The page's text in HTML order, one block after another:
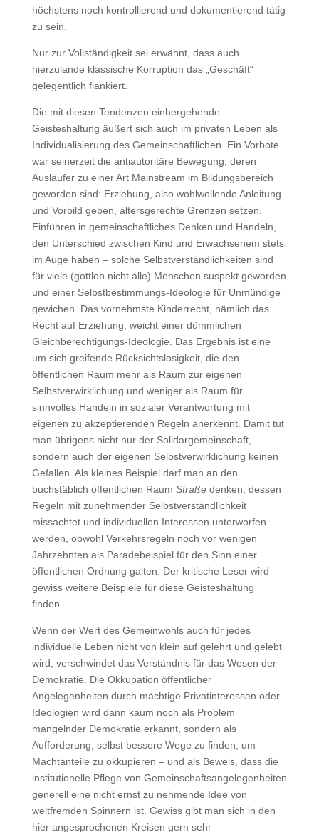
höchstens noch kontrollierend und dokumentierend tätig
zu sein.
Nur zur Vollständigkeit sei erwähnt, dass auch
hierzulande klassische Korruption das „Geschäft“
gelegentlich flankiert.
Die mit diesen Tendenzen einhergehende
Geisteshaltung äußert sich auch im privaten Leben als
Individualisierung des Gemeinschaftlichen. Ein Vorbote
war seinerzeit die antiautoritäre Bewegung, deren
Ausläufer zu einer Art Mainstream im Bildungsbereich
geworden sind: Erziehung, also wohlwollende Anleitung
und Vorbild geben, altersgerechte Grenzen setzen,
Einführen in gemeinschaftliches Denken und Handeln,
den Unterschied zwischen Kind und Erwachsenem stets
im Auge haben – solche Selbstverständlichkeiten sind
für viele (gottlob nicht alle) Menschen suspekt geworden
und einer Selbstbestimmungs-Ideologie für Unmündige
gewichen. Das vornehmste Kinderrecht, nämlich das
Recht auf Erziehung, weicht einer dümmlichen
Gleichberechtigungs-Ideologie. Das Ergebnis ist eine
um sich greifende Rücksichtslosigkeit, die den
öffentlichen Raum mehr als Raum zur eigenen
Selbstverwirklichung und weniger als Raum für
sinnvolles Handeln in sozialer Verantwortung mit
eigenen zu akzeptierenden Regeln anerkennt. Damit tut
man übrigens nicht nur der Solidargemeinschaft,
sondern auch der eigenen Selbstverwirklichung keinen
Gefallen. Als kleines Beispiel darf man an den
buchstäblich öffentlichen Raum Straßedenken, dessen
Regeln mit zunehmender Selbstverständlichkeit
missachtet und individuellen Interessen unterworfen
werden, obwohl Verkehrsregeln noch vor wenigen
Jahrzehnten als Paradebeispiel für den Sinn einer
öffentlichen Ordnung galten. Der kritische Leser wird
gewiss weitere Beispiele für diese Geisteshaltung
finden.
Wenn der Wert des Gemeinwohls auch für jedes
individuelle Leben nicht von klein auf gelehrt und gelebt
wird, verschwindet das Verständnis für das Wesen der
Demokratie. Die Okkupation öffentlicher
Angelegenheiten durch mächtige Privatinteressen oder
Ideologien wird dann kaum noch als Problem
mangelnder Demokratie erkannt, sondern als
Aufforderung, selbst bessere Wege zu finden, um
Machtanteile zu okkupieren – und als Beweis, dass die
institutionelle Pflege von Gemeinschaftsangelegenheiten
generell eine nicht ernst zu nehmende Idee von
weltfremden Spinnern ist. Gewiss gibt man sich in den
hier angesprochenen Kreisen gern sehr